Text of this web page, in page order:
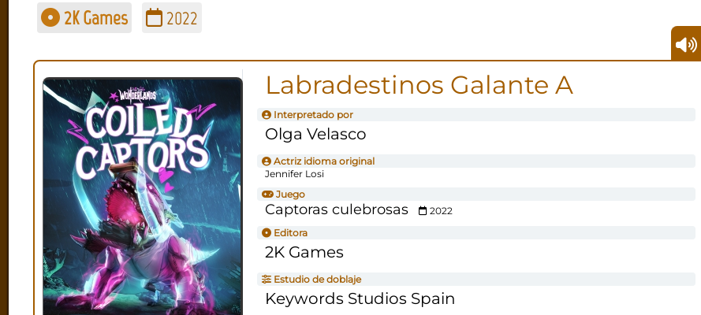
2K Games 2022
Labradestinos Galante A
Interpretado por
Olga Velasco
Actriz idioma original
Jennifer Losi
Juego
Captoras culebrosas
2022
Editora
2K Games
Estudio de doblaje
Keywords Studios Spain